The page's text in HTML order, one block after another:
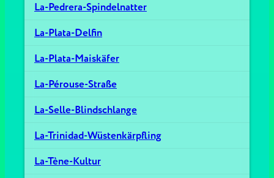
La-Pedrera-Spindelnatter
La-Plata-Delfin
La-Plata-Maiskäfer
La-Pérouse-Straße
La-Selle-Blindschlange
La-Trinidad-Wüstenkärpfling
La-Tène-Kultur